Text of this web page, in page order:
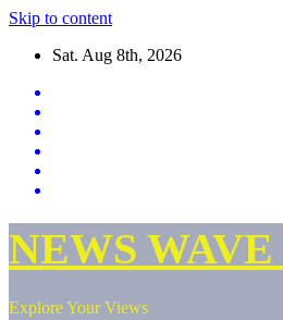
Skip to content
Sat. Aug 8th, 2026
NEWS
Explore Your Views